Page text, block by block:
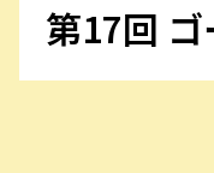
第17回